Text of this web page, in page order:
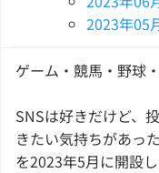
2023年05
ゲーム・競馬・野球
SNSは好きだけど、
きたい気持ちがあっ
を2023年5月に開設